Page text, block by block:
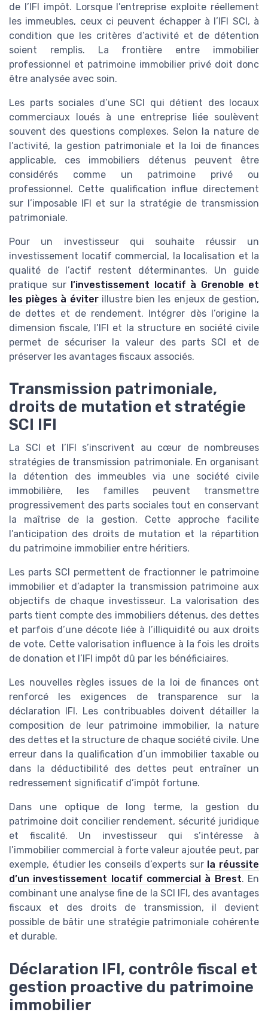
de l’IFI impôt. Lorsque l’entreprise exploite réellement
les immeubles, ceux ci peuvent échapper à l’IFI SCI, à
condition que les critères d’activité et de détention
soient remplis. La frontière entre immobilier
professionnel et patrimoine immobilier privé doit donc
être analysée avec soin.
Les parts sociales d’une SCI qui détient des locaux
commerciaux loués à une entreprise liée soulèvent
souvent des questions complexes. Selon la nature de
l’activité, la gestion patrimoniale et la loi de finances
applicable, ces immobiliers détenus peuvent être
considérés comme un patrimoine privé ou
professionnel. Cette qualification influe directement
sur l’imposable IFI et sur la stratégie de transmission
patrimoniale.
Pour un investisseur qui souhaite réussir un
investissement locatif commercial, la localisation et la
qualité de l’actif restent déterminantes. Un guide
pratique sur l’investissement locatif à Grenoble et
les pièges à éviterillustre bien les enjeux de gestion,
de dettes et de rendement. Intégrer dès l’origine la
dimension fiscale, l’IFI et la structure en société civile
permet de sécuriser la valeur des parts SCI et de
préserver les avantages fiscaux associés.
Transmission patrimoniale,
droits de mutation et stratégie
SCI IFI
La SCI et l’IFI s’inscrivent au cœur de nombreuses
stratégies de transmission patrimoniale. En organisant
la détention des immeubles via une société civile
immobilière, les familles peuvent transmettre
progressivement des parts sociales tout en conservant
la maîtrise de la gestion. Cette approche facilite
l’anticipation des droits de mutation et la répartition
du patrimoine immobilier entre héritiers.
Les parts SCI permettent de fractionner le patrimoine
immobilier et d’adapter la transmission patrimoine aux
objectifs de chaque investisseur. La valorisation des
parts tient compte des immobiliers détenus, des dettes
et parfois d’une décote liée à l’illiquidité ou aux droits
de vote. Cette valorisation influence à la fois les droits
de donation et l’IFI impôt dû par les bénéficiaires.
Les nouvelles règles issues de la loi de finances ont
renforcé les exigences de transparence sur la
déclaration IFI. Les contribuables doivent détailler la
composition de leur patrimoine immobilier, la nature
des dettes et la structure de chaque société civile. Une
erreur dans la qualification d’un immobilier taxable ou
dans la déductibilité des dettes peut entraîner un
redressement significatif d’impôt fortune.
Dans une optique de long terme, la gestion du
patrimoine doit concilier rendement, sécurité juridique
et fiscalité. Un investisseur qui s’intéresse à
l’immobilier commercial à forte valeur ajoutée peut, par
exemple, étudier les conseils d’experts sur la réussite
d’un investissement locatif commercial à Brest. En
combinant une analyse fine de la SCI IFI, des avantages
fiscaux et des droits de transmission, il devient
possible de bâtir une stratégie patrimoniale cohérente
et durable.
Déclaration IFI, contrôle fiscal et
gestion proactive du patrimoine
immobilier